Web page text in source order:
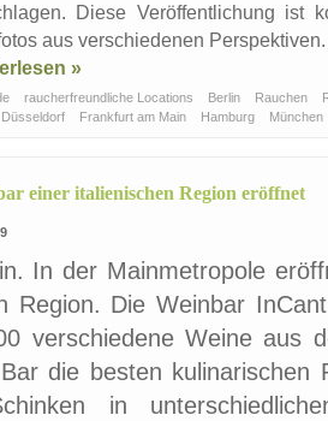
Diese Veröffentlichung ist
aus verschiedenen
»
raucherfreundliche Locations Berlin Rauchen
Düsseldorf Frankfurt am Main Hamburg München
einer italienischen Region eröffnet
In der Mainmetropole
Region. Die Weinbar
verschiedene Weine aus
die besten kulinarischen
in